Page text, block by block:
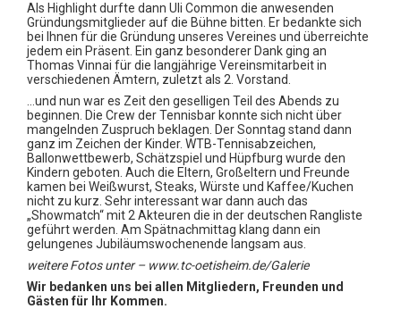
Als Highlight durfte dann Uli Common die anwesenden
Gründungsmitglieder auf die Bühne bitten. Er bedankte sich
bei Ihnen für die Gründung unseres Vereines und überreichte
jedem ein Präsent. Ein ganz besonderer Dank ging an
Thomas Vinnai für die langjährige Vereinsmitarbeit in
verschiedenen Ämtern, zuletzt als 2. Vorstand.
…und nun war es Zeit den geselligen Teil des Abends zu
beginnen. Die Crew der Tennisbar konnte sich nicht über
mangelnden Zuspruch beklagen. Der Sonntag stand dann
ganz im Zeichen der Kinder. WTB-Tennisabzeichen,
Ballonwettbewerb, Schätzspiel und Hüpfburg wurde den
Kindern geboten. Auch die Eltern, Großeltern und Freunde
kamen bei Weißwurst, Steaks, Würste und Kaffee/Kuchen
nicht zu kurz. Sehr interessant war dann auch das
„Showmatch“ mit 2 Akteuren die in der deutschen Rangliste
geführt werden. Am Spätnachmittag klang dann ein
gelungenes Jubiläumswochenende langsam aus.
weitere Fotos unter – www.tc-oetisheim.de/Galerie
Wir bedanken uns bei allen Mitgliedern, Freunden und
Gästen für Ihr Kommen.